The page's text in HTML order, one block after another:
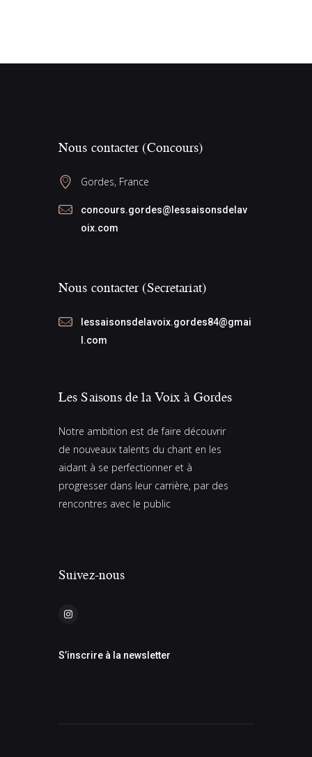
Nous contacter (Concours)
Gordes, France
concours.gordes@lessaisonsdelav
oix.com
Nous contacter (Secretariat)
lessaisonsdelavoix.gordes84@gmai
l.com
Les Saisons de la Voix à Gordes
Notre ambition est de faire découvrir
de nouveaux talents du chant en les
aidant à se perfectionner et à
progresser dans leur carrière, par des
rencontres avec le public
Suivez-nous
S’inscrire à la newsletter